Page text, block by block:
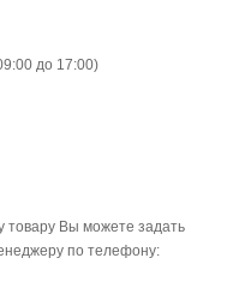
до 17:00)
товару Вы можете задать
по телефону: